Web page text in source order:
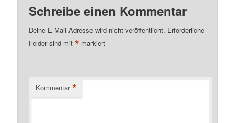
Schreibe einen Kommentar
Deine E-Mail-Adresse wird nicht veröffentlicht. Erforderliche
Felder sind mit* markiert
Kommentar *